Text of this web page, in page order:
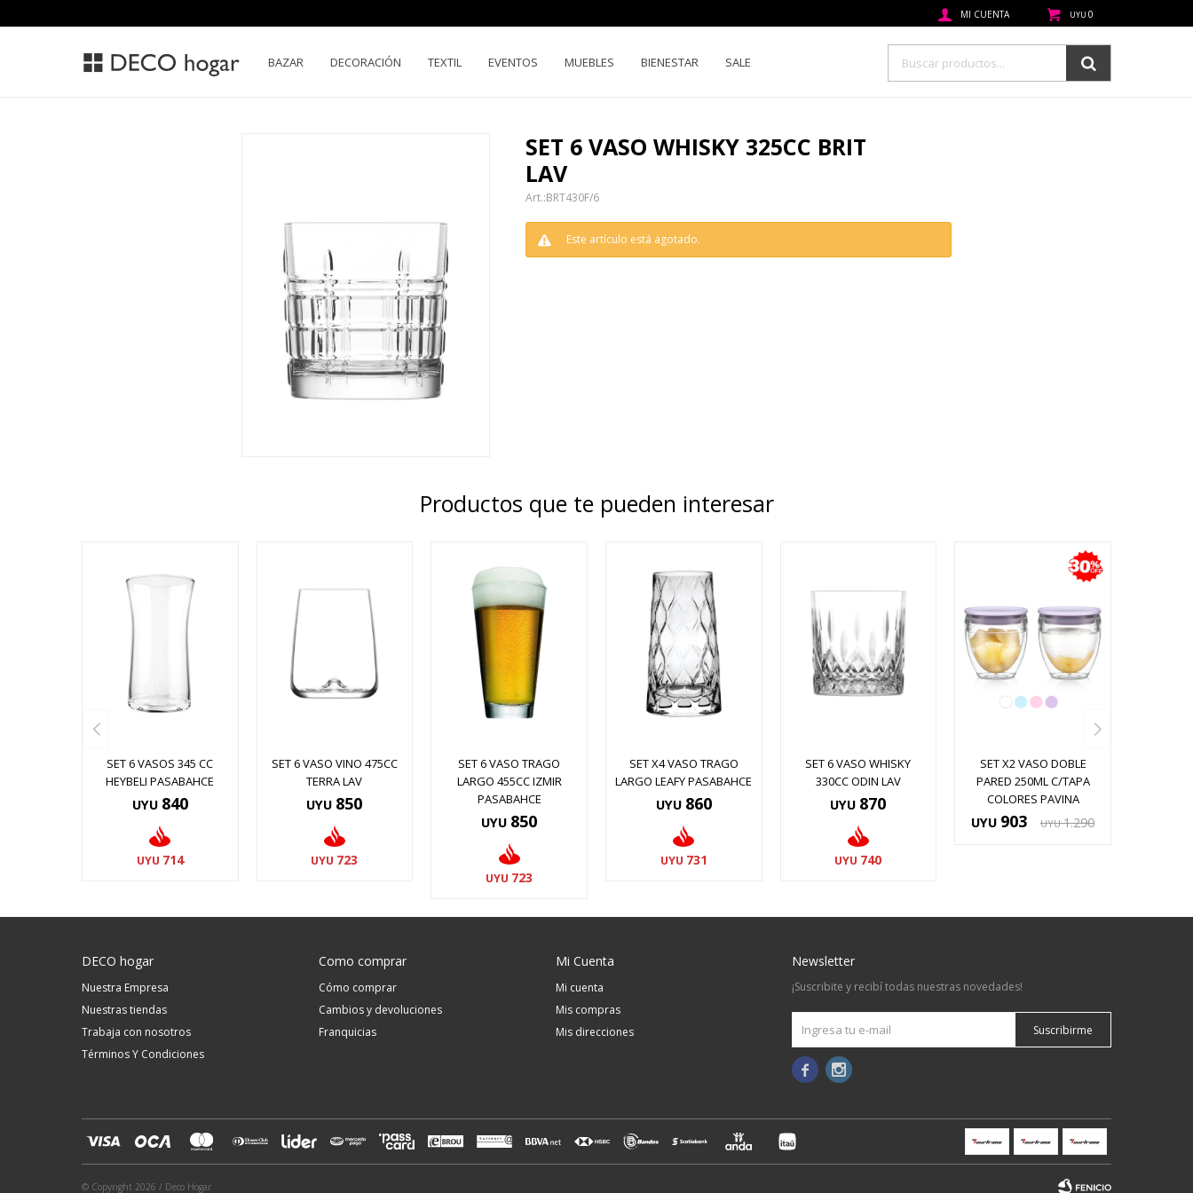
BAZAR DECORACIÓN TEXTIL EVENTOS MUEBLES BIENESTAR SALE
UYU 0
SET 6 VASO WHISKY 325CC BRIT
LAV
BRT430F/6
Este artículo está agotado.
Productos que te pueden interesar
SET 6 VASOS 345 CC
HEYBELI PASABAHCE
UYU 840
UYU 714
SET 6 VASO VINO 475CC
TERRA LAV
UYU 850
UYU 723
SET 6 VASO TRAGO
LARGO 455CC IZMIR
PASABAHCE
UYU 850
UYU 723
SET X4 VASO TRAGO
LARGO LEAFY PASABAHCE
UYU 860
UYU 731
SET 6 VASO WHISKY
330CC ODIN LAV
UYU 870
UYU 740
SET X2 VASO DOBLE
PARED 250ML C/TAPA
COLORES PAVINA
UYU 903 UYU 1.290
DECO hogar
Nuestra Empresa
Nuestras tiendas
Trabaja con nosotros
Términos Y Condiciones
Como comprar
Cómo comprar
Cambios y devoluciones
Franquicias
Mi Cuenta
Mi cuenta
Mis compras
Mis direcciones
Newsletter
¡Suscribite y recibí todas nuestras novedades!
Suscribirme
 
© Copyright 2026 / Deco Hogar